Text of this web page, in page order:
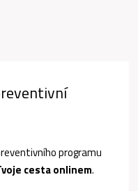
programu
cesta onlinem.